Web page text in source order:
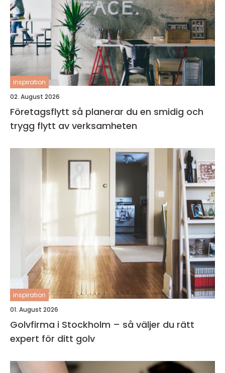
inspiration
02. August 2026
Företagsflytt så planerar du en smidig och
trygg flytt av verksamheten
inspiration
01. August 2026
Golvfirma i Stockholm – så väljer du rätt
expert för ditt golv